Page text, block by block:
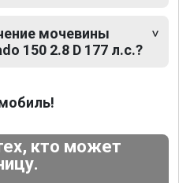
мочевины
150 2.8 D 177 л.с.?
кто может